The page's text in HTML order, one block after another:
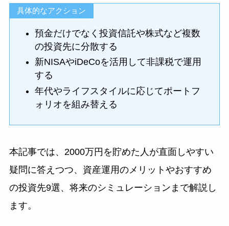
具体的なアクション
預金だけでなく投資信託や株式など複数
の投資先に分散する
新NISAやiDeCoを活用して非課税で運用
する
年代やライフスタイルに応じてポートフ
ォリオを組み替える
本記事では、2000万円を貯めた人が直面しやすい
疑問に答えつつ、資産運用のメリットやおすすめ
の投資先9選、将来のシミュレーションまで解説し
ます。